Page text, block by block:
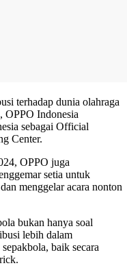
terhadap dunia olahraga
OPPO Indonesia
sebagai Official
Center.
OPPO juga
setia untuk
menggelar acara nonton
bukan hanya soal
lebih dalam
baik secara